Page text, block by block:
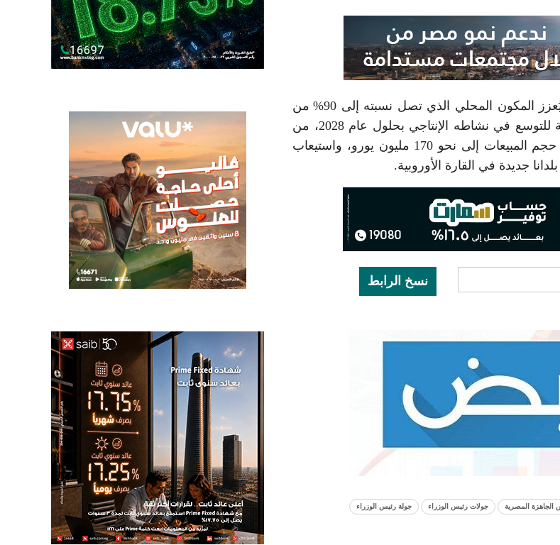
إلى أن المصنع يُعزز المكون المحلي الذي تصل نسبته إلى 90% من
الخامات المُستخدمة في التصنيع، كما تقوم إدارة المصنع بتنفيذ خطة للتوسع في نشاطه الإنتاجي بحلول عام 2028، من
خلال الوصول بالطاقة الإنتاجية إلى 10 ملايين قطعة سنوياً، وارتفاع حجم المبيعات إلى نحو 170 مليون يورو، واستيعاب
نسخ الرابط
الجاهزة المصرية جولات رئيس الوزراء جولة رئيس الوزراء